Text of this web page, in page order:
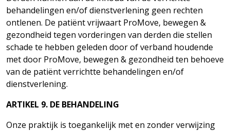
behandelingen en/of dienstverlening geen rechten
ontlenen. De patiënt vrijwaart ProMove, bewegen &
gezondheid tegen vorderingen van derden die stellen
schade te hebben geleden door of verband houdende
met door ProMove, bewegen & gezondheid ten behoeve
van de patiënt verrichtte behandelingen en/of
dienstverlening.
ARTIKEL 9. DE BEHANDELING
Onze praktijk is toegankelijk met en zonder verwijzing